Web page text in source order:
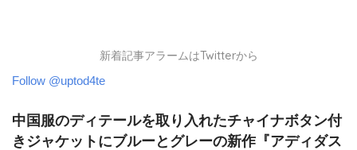
新着記事アラームはTwitterから
Follow @uptod4te
中国服のディテールを取り入れたチャイナボタン付
きジャケットにブルーとグレーの新作『アディダス